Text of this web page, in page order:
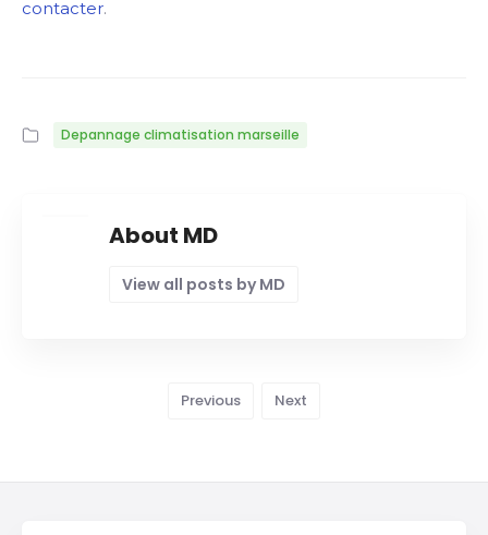
contacter.
Depannage climatisation marseille
About MD
View all posts by MD
Previous Next